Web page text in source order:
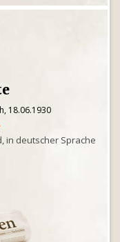
18.06.1930
in deutscher Sprache